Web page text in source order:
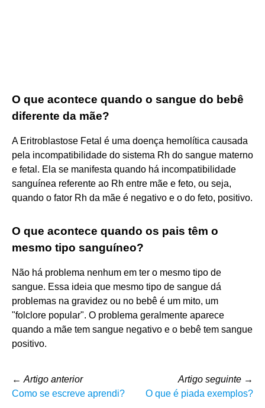
O que acontece quando o sangue do bebê
diferente da mãe?
A Eritroblastose Fetal é uma doença hemolítica causada
pela incompatibilidade do sistema Rh do sangue materno
e fetal. Ela se manifesta quando há incompatibilidade
sanguínea referente ao Rh entre mãe e feto, ou seja,
quando o fator Rh da mãe é negativo e o do feto, positivo.
O que acontece quando os pais têm o
mesmo tipo sanguíneo?
Não há problema nenhum em ter o mesmo tipo de
sangue. Essa ideia que mesmo tipo de sangue dá
problemas na gravidez ou no bebê é um mito, um
"folclore popular". O problema geralmente aparece
quando a mãe tem sangue negativo e o bebê tem sangue
positivo.
← Artigo anterior
Como se escreve aprendi?
Artigo seguinte →
O que é piada exemplos?